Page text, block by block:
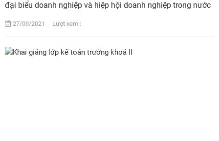
đại biểu doanh nghiệp và hiệp hội doanh nghiệp trong nước
27/09/2021 Lượt xem :